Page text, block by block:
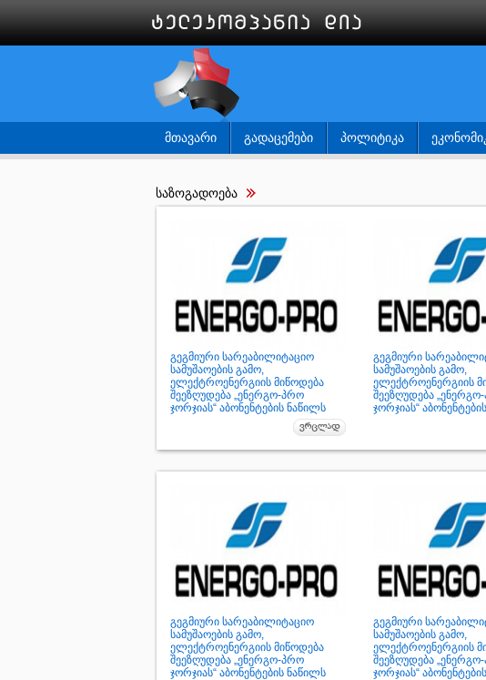
ᲛᲗᲐᲕᲐᲠᲘ ᲒᲐᲓᲐᲪᲔᲛᲔᲑᲘ ᲞᲝᲚᲘᲢᲘᲙᲐ
საზოგადოება
გეგმიური სარეაბილიტაციო
სამუშაოების გამო,
ელექტროენერგიის მიწოდება
შეეზღუდება „ენერგო-პრო
ჯორჯიას“ აბონენტების ნაწილს
გეგმიური
სამუშაოების გამო,
ელექტროენერგიის
შეეზღუდება
ჯორჯიას“
გეგმიური სარეაბილიტაციო
სამუშაოების გამო,
ელექტროენერგიის მიწოდება
შეეზღუდება „ენერგო-პრო
ჯორჯიას“ აბონენტების ნაწილს
გეგმიური
სამუშაოების გამო,
ელექტროენერგიის
შეეზღუდება
ჯორჯიას“